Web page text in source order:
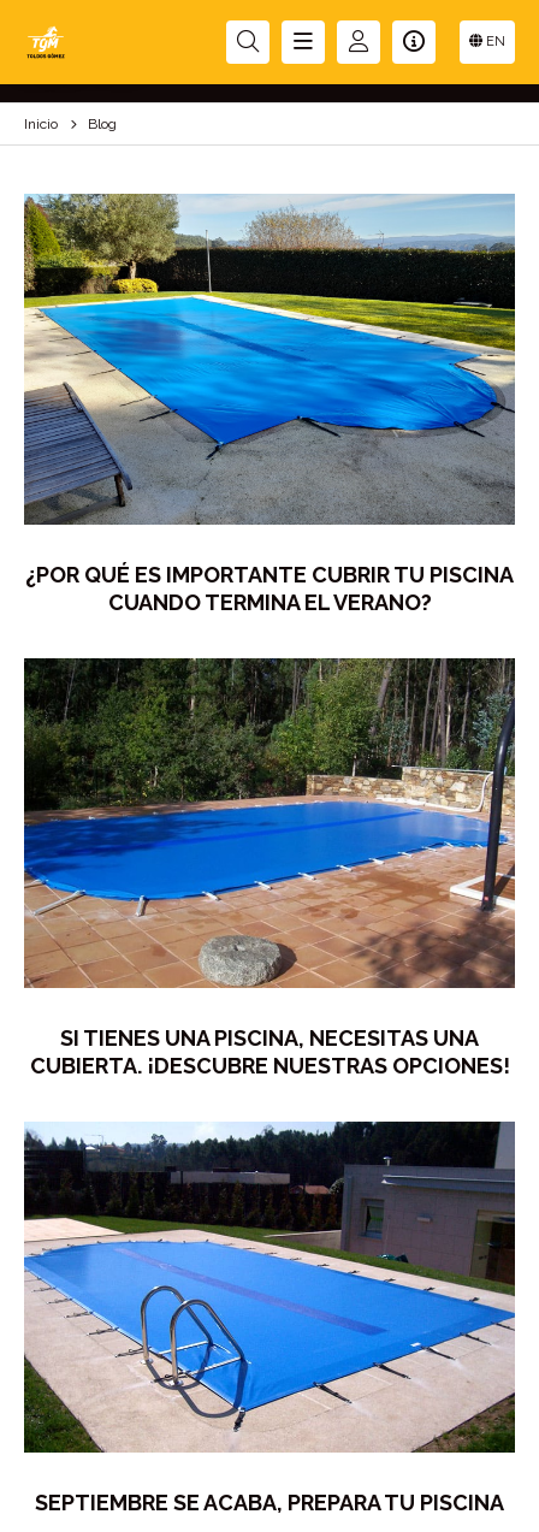
EN
BLOG
Inicio Blog
¿POR QUÉ ES IMPORTANTE CUBRIR TU PISCINA
CUANDO TERMINA EL VERANO?
SI TIENES UNA PISCINA, NECESITAS UNA
CUBIERTA. ¡DESCUBRE NUESTRAS OPCIONES!
SEPTIEMBRE SE ACABA, PREPARA TU PISCINA